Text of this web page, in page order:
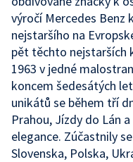
výročí Mercedes Benz
nejstaršího na
pět těchto nejstarších
1963 v jedné
koncem šedesátých
unikátů se během tří
Prahou, Jízdy do Lán
elegance. Zúčastnily
Slovenska, Polska,